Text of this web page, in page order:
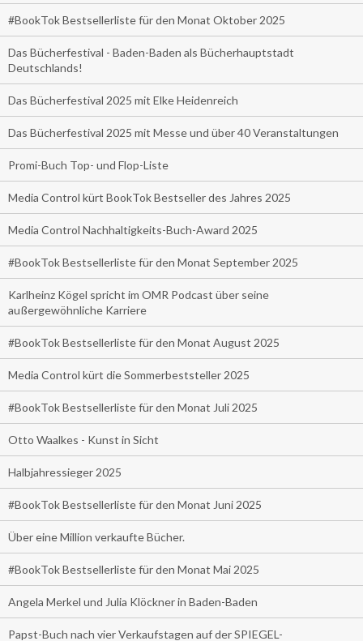
#BookTok Bestsellerliste für den Monat Oktober 2025
Das Bücherfestival - Baden-Baden als Bücherhauptstadt
Deutschlands!
Das Bücherfestival 2025 mit Elke Heidenreich
Das Bücherfestival 2025 mit Messe und über 40 Veranstaltungen
Promi-Buch Top- und Flop-Liste
Media Control kürt BookTok Bestseller des Jahres 2025
Media Control Nachhaltigkeits-Buch-Award 2025
#BookTok Bestsellerliste für den Monat September 2025
Karlheinz Kögel spricht im OMR Podcast über seine
außergewöhnliche Karriere
#BookTok Bestsellerliste für den Monat August 2025
Media Control kürt die Sommerbeststeller 2025
#BookTok Bestsellerliste für den Monat Juli 2025
Otto Waalkes - Kunst in Sicht
Halbjahressieger 2025
#BookTok Bestsellerliste für den Monat Juni 2025
Über eine Million verkaufte Bücher.
#BookTok Bestsellerliste für den Monat Mai 2025
Angela Merkel und Julia Klöckner in Baden-Baden
Papst-Buch nach vier Verkaufstagen auf der SPIEGEL-